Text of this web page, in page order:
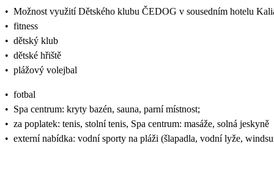
• Možnost využití Dětského klubu ČEDOG v sousedním hotelu
• fitness
• dětský klub
• dětské hřiště
• plážový volejbal
• fotbal
• Spa centrum: kryty bazén, sauna, parní místnost;
• za poplatek: tenis, stolní tenis, Spa centrum: masáže, solná jeskyně
• externí nabídka: vodní sporty na pláži (šlapadla, vodní lyže,